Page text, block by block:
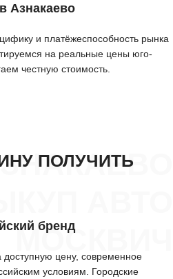
Азнакаево
и платёжеспособность рынка
на реальные цены юго-
честную стоимость.
МОСКВИЧ
ПОЛУЧИТЬ
бренд
цену, современное
условиям. Городские